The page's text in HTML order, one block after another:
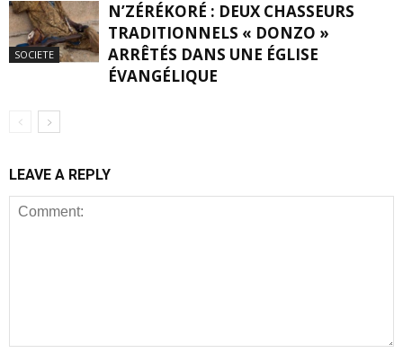
SOCIETE
N’ZÉRÉKORÉ : DEUX CHASSEURS
TRADITIONNELS « DONZO »
ARRÊTÉS DANS UNE ÉGLISE
ÉVANGÉLIQUE
LEAVE A REPLY